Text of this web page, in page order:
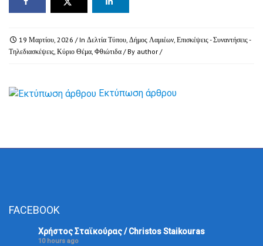
19 Μαρτίου, 2026 / In Δελτία Τύπου, Δήμος Λαμιέων, Επισκέψεις - Συναντήσεις -
Τηλεδιασκέψεις, Κύριο Θέμα, Φθιώτιδα / By author /
Εκτύπωση άρθρου
FACEBOOK
Χρήστος Σταϊκούρας / Christos Staikouras
10 hours ago